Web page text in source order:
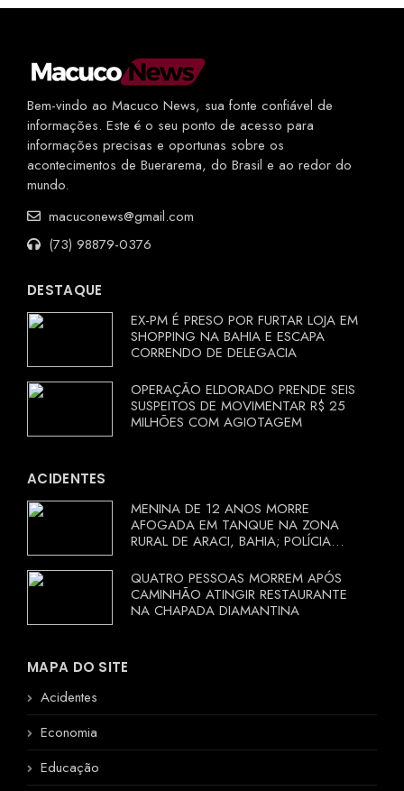
Bem-vindo ao Macuco News, sua fonte confiável de
informações. Este é o seu ponto de acesso para
informações precisas e oportunas sobre os
acontecimentos de Buerarema, do Brasil e ao redor do
mundo.
macuconews@gmail.com
(73) 98879-0376
DESTAQUE
EX-PM É PRESO POR FURTAR LOJA EM
SHOPPING NA BAHIA E ESCAPA
CORRENDO DE DELEGACIA
OPERAÇÃO ELDORADO PRENDE SEIS
SUSPEITOS DE MOVIMENTAR R$ 25
MILHÕES COM AGIOTAGEM
ACIDENTES
MENINA DE 12 ANOS MORRE
AFOGADA EM TANQUE NA ZONA
RURAL DE ARACI, BAHIA; POLÍCIA
QUATRO PESSOAS MORREM APÓS
CAMINHÃO ATINGIR RESTAURANTE
NA CHAPADA DIAMANTINA
MAPA DO SITE
Acidentes
Economia
Educação